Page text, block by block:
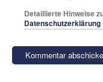
Detaillierte Hinweise
Datenschutzerklärung